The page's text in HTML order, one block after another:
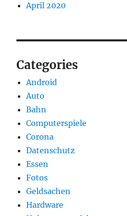
April 2020
Categories
Android
Auto
Bahn
Computerspiele
Corona
Datenschutz
Essen
Fotos
Geldsachen
Hardware